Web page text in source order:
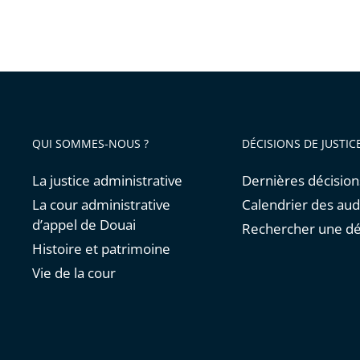
QUI SOMMES-NOUS ?
La justice administrative
La cour administrative
d’appel de Douai
Histoire et patrimoine
Vie de la cour
DÉCISIONS DE
Dernières
Calendrier des
Rechercher une